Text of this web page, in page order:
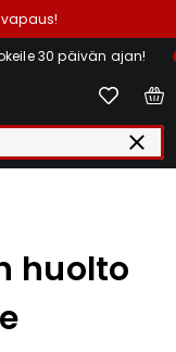
30 päivän ajan!
huolto